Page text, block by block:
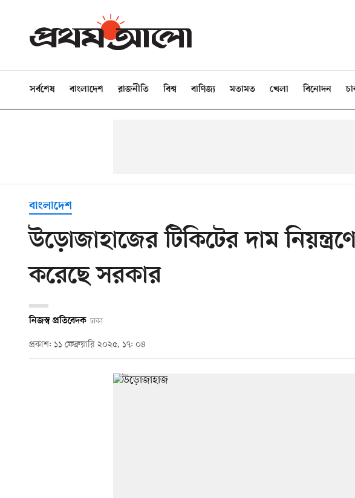
সর্বশেষ বাংলাদেশ রাজনীতি বিশ্ব বাণিজ্য মতামত খেলা বিনোদন
বাংলাদেশ
উড়োজাহাজের টিকিটের দাম
করেছে সরকার
নিজস্ব প্রতিবেদক ঢাকা
প্রকাশ: ১১ ফেব্রুয়ারি ২০২৫, ১৭: ০৪